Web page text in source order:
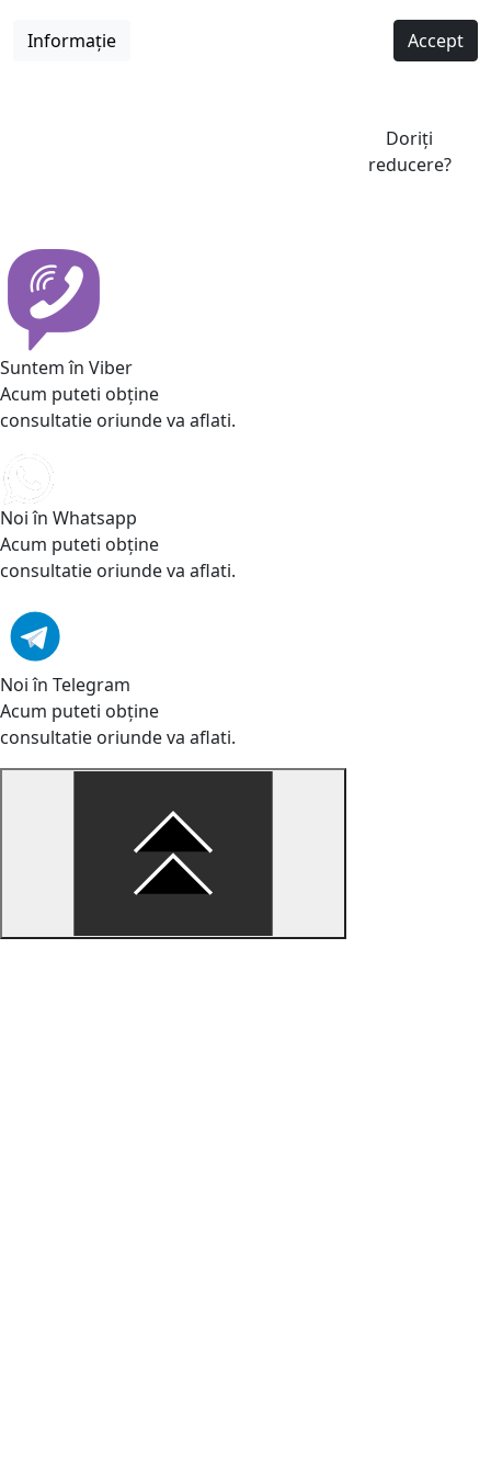
Informație Accept
Doriți
reducere?
Suntem în Viber
Acum puteti obține
consultatie oriunde va aflati.
Noi în Whatsapp
Acum puteti obține
consultatie oriunde va aflati.
Noi în Telegram
Acum puteti obține
consultatie oriunde va aflati.